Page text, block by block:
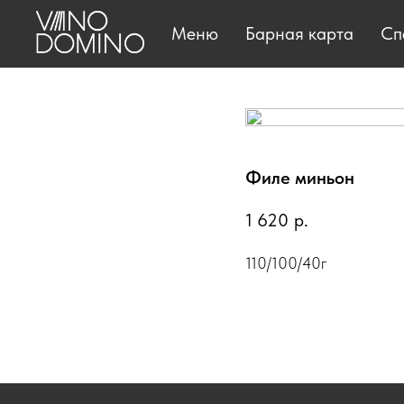
Меню Барная карта
Филе миньон
1 620 р.
110/100/40г